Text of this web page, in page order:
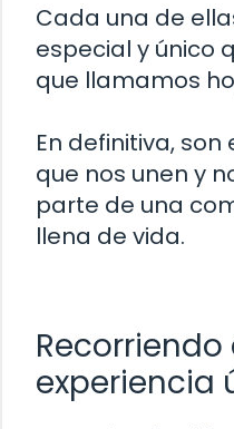
Cada una de
especial y único
que llamamos
En definitiva,
que nos unen y
parte de una
llena de vida.
experiencia